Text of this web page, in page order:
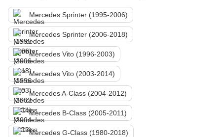
Mercedes Sprinter (1995-2006)
Mercedes Sprinter (2006-2018)
Mercedes Vito (1996-2003)
Mercedes Vito (2003-2014)
Mercedes A-Class (2004-2012)
Mercedes B-Class (2005-2011)
Mercedes G-Class (1980-2018)